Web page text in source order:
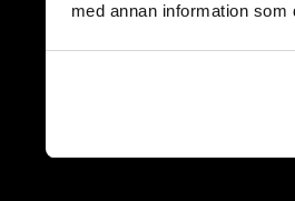
med annan information